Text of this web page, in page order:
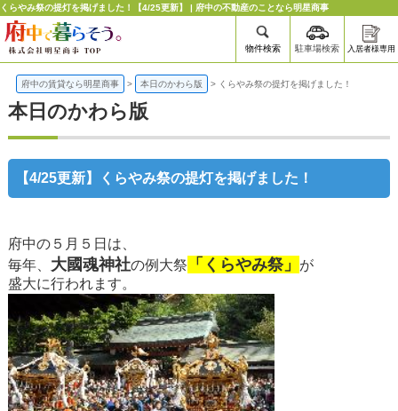
くらやみ祭の提灯を掲げました！【4/25更新】 | 府中の不動産のことなら明星商事
物件検索 駐車場検索 入居者様専用
府中の賃貸なら明星商事 > 本日のかわら版 > くらやみ祭の提灯を掲げました！
本日のかわら版
【4/25更新】くらやみ祭の提灯を掲げました！
府中の５月５日は、
毎年、 大國魂神社の例大祭 「くらやみ祭」
が
盛大に行われます。